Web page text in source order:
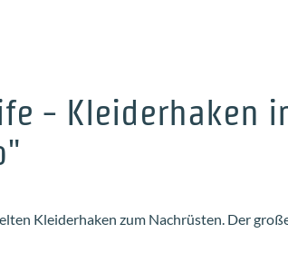
- Kleiderhaken
Kleiderhaken zum Nachrüsten. Der